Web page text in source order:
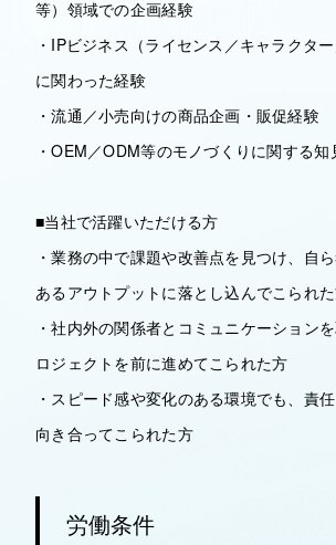
等）領域での企画経験
・IPビジネス（ライセンス／キャラクター
に関わった経験
・流通／小売向けの商品企画・販促経験
・OEM／ODM等のモノづくりに関する知
■当社で活躍いただける方
・業務の中で課題や改善点を見つけ、自
あるアウトプットに落とし込んでこられ
・社内外の関係者とコミュニケーション
ロジェクトを前に進めてこられた方
・スピード感や変化のある環境でも、責
向き合ってこられた方
労働条件